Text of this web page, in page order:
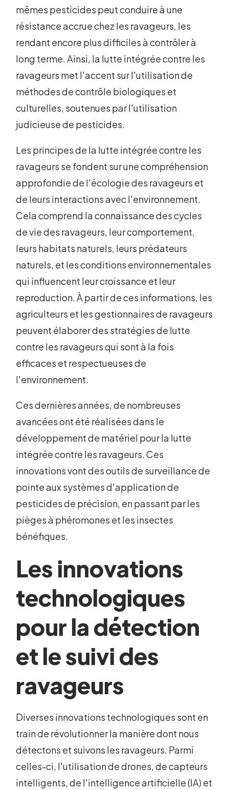
mêmes pesticides peut conduire à une
résistance accrue chez les ravageurs, les
rendant encore plus difficiles à contrôler à
long terme. Ainsi, la lutte intégrée contre les
ravageurs met l'accent sur l'utilisation de
méthodes de contrôle biologiques et
culturelles, soutenues par l'utilisation
judicieuse de pesticides.
Les principes de la lutte intégrée contre les
ravageurs se fondent sur une compréhension
approfondie de l'écologie des ravageurs et
de leurs interactions avec l'environnement.
Cela comprend la connaissance des cycles
de vie des ravageurs, leur comportement,
leurs habitats naturels, leurs prédateurs
naturels, et les conditions environnementales
qui influencent leur croissance et leur
reproduction. À partir de ces informations, les
agriculteurs et les gestionnaires de ravageurs
peuvent élaborer des stratégies de lutte
contre les ravageurs qui sont à la fois
efficaces et respectueuses de
l'environnement.
Ces dernières années, de nombreuses
avancées ont été réalisées dans le
développement de matériel pour la lutte
intégrée contre les ravageurs. Ces
innovations vont des outils de surveillance de
pointe aux systèmes d'application de
pesticides de précision, en passant par les
pièges à phéromones et les insectes
bénéfiques.
Les innovations
technologiques
pour la détection
et le suivi des
ravageurs
Diverses innovations technologiques sont en
train de révolutionner la manière dont nous
détectons et suivons les ravageurs. Parmi
celles-ci, l'utilisation de drones, de capteurs
intelligents, de l'intelligence artificielle (IA) et